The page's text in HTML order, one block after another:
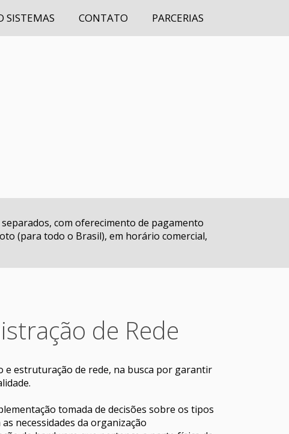
SISTEMAS CONTATO PARCERIAS
com oferecimento de pagamento
(para todo o Brasil), em horário comercial,
de Rede
e estruturação de rede, na busca por garantir
tomada de decisões sobre os tipos
necessidades da organização